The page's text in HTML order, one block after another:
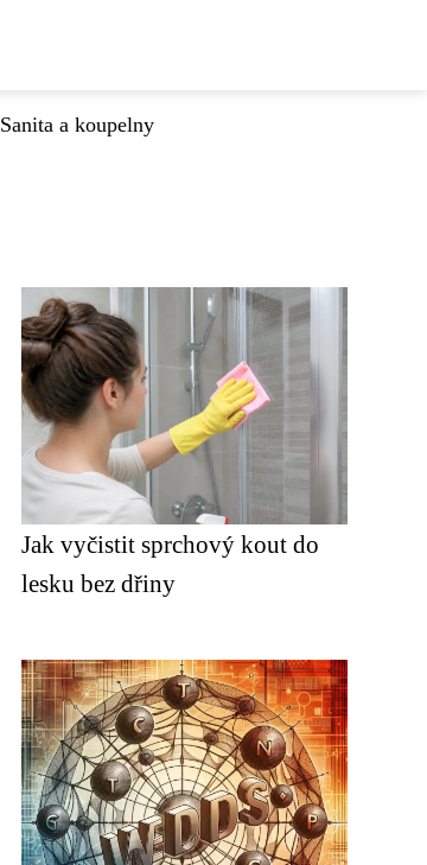
Sanita a koupelny
Jak vyčistit sprchový kout do
lesku bez dřiny